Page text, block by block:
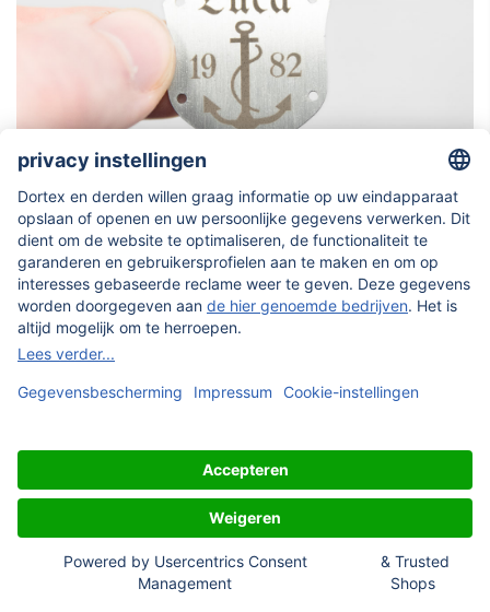
Wapenschildvormig metalen label,
geborsteld roestvrij staal
Individueel lasergegraveerd met tekst en motief, eenvoudig
aan te passen in de configurator, 4 gaten om te naaien of te
spijkeren (controleer gatgrootte).